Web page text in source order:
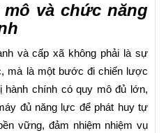
và chức năng
và cấp xã không phải là sự
mà là một bước đi chiến lược
hành chính có quy mô đủ lớn,
đủ năng lực để phát huy tự
vững, đảm nhiệm nhiệm vụ